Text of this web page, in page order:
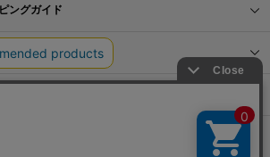
ングガイド